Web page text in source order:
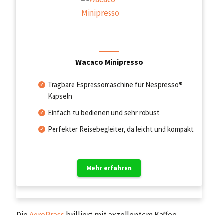
Wacaco Minipresso
Tragbare Espressomaschine für Nespresso®
Kapseln
Einfach zu bedienen und sehr robust
Perfekter Reisebegleiter, da leicht und kompakt
Mehr erfahren